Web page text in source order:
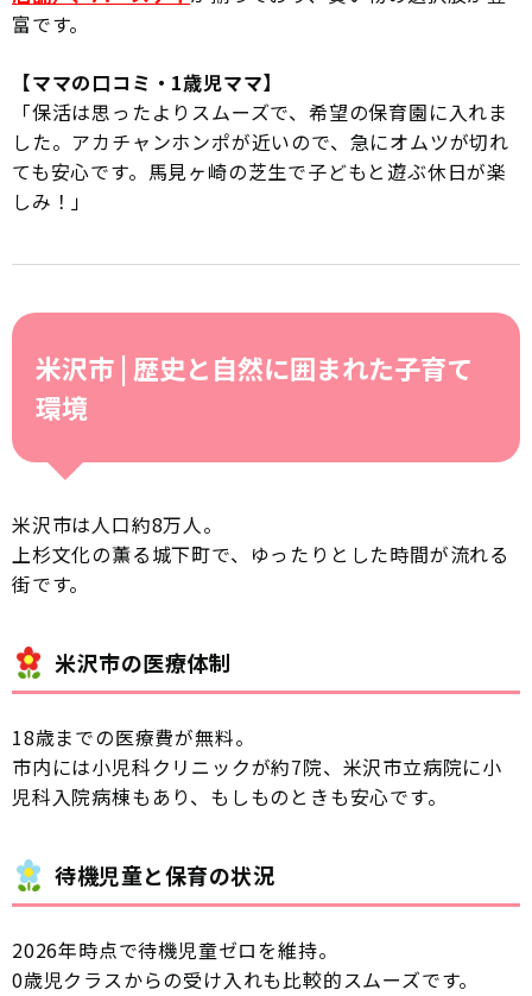
富です。
【ママの口コミ・1歳児ママ】
「保活は思ったよりスムーズで、希望の保育園に入れま
した。アカチャンホンポが近いので、急にオムツが切れ
ても安心です。馬見ヶ崎の芝生で子どもと遊ぶ休日が楽
しみ！」
米沢市 | 歴史と自然に囲まれた子育て
環境
米沢市は人口約8万人。
上杉文化の薫る城下町で、ゆったりとした時間が流れる
街です。
米沢市の医療体制
18歳までの医療費が無料。
市内には小児科クリニックが約7院、米沢市立病院に小
児科入院病棟もあり、もしものときも安心です。
待機児童と保育の状況
2026年時点で待機児童ゼロを維持。
0歳児クラスからの受け入れも比較的スムーズです。